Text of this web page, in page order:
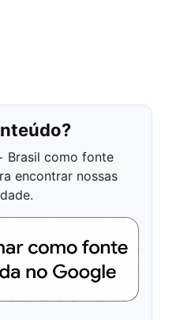
Brasil como fonte
encontrar nossas